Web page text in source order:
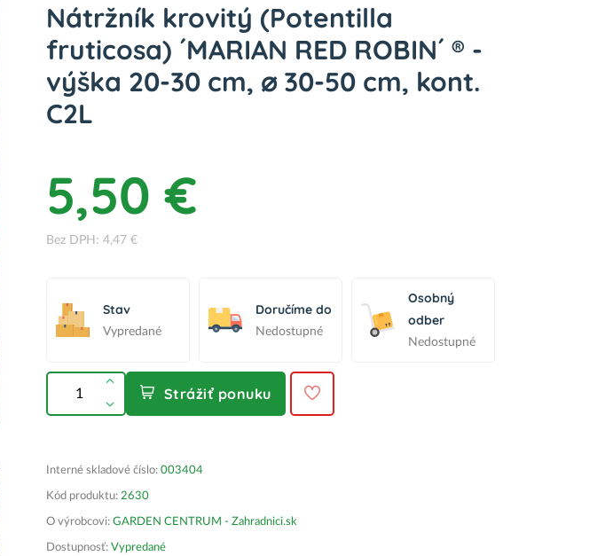
Nátržník krovitý (Potentilla
fruticosa) ´MARIAN RED ROBIN´ ® -
výška 20-30 cm, ⌀ 30-50 cm, kont.
C2L
5,50 €
Bez DPH: 4,47 €
Stav
Vypredané
Doručíme do
Nedostupné
Osobný
odber
Nedostupné
Strážiť ponuku
Interné skladové číslo: 003404
Kód produktu: 2630
O výrobcovi: GARDEN CENTRUM - Zahradnici.sk
Dostupnosť: Vypredané